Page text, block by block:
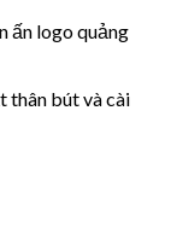
ấn logo quảng
thân bút và cài